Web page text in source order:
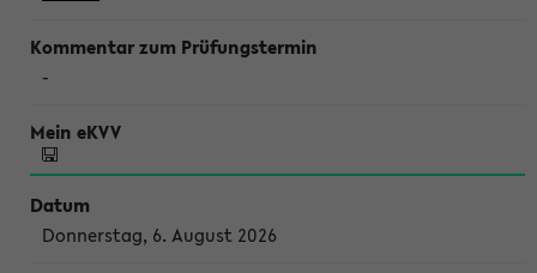
-
Donnerstag, 6. August 2026